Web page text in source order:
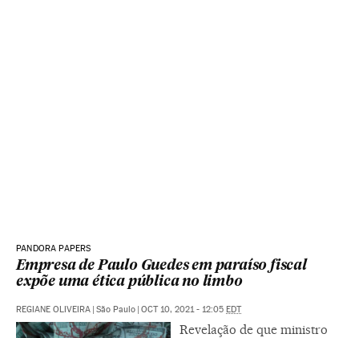
PANDORA PAPERS
Empresa de Paulo Guedes em paraíso fiscal
expõe uma ética pública no limbo
REGIANE OLIVEIRA | São Paulo | OCT 10, 2021 - 12:05 EDT
Revelação de que ministro